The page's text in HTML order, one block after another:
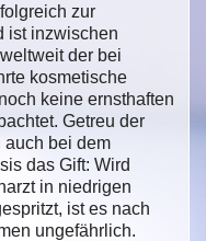
zur
ist inzwischen
der bei
kosmetische
keine ernsthaften
Getreu der
auch bei dem
das Gift: Wird
in niedrigen
ist es nach
ungefährlich.